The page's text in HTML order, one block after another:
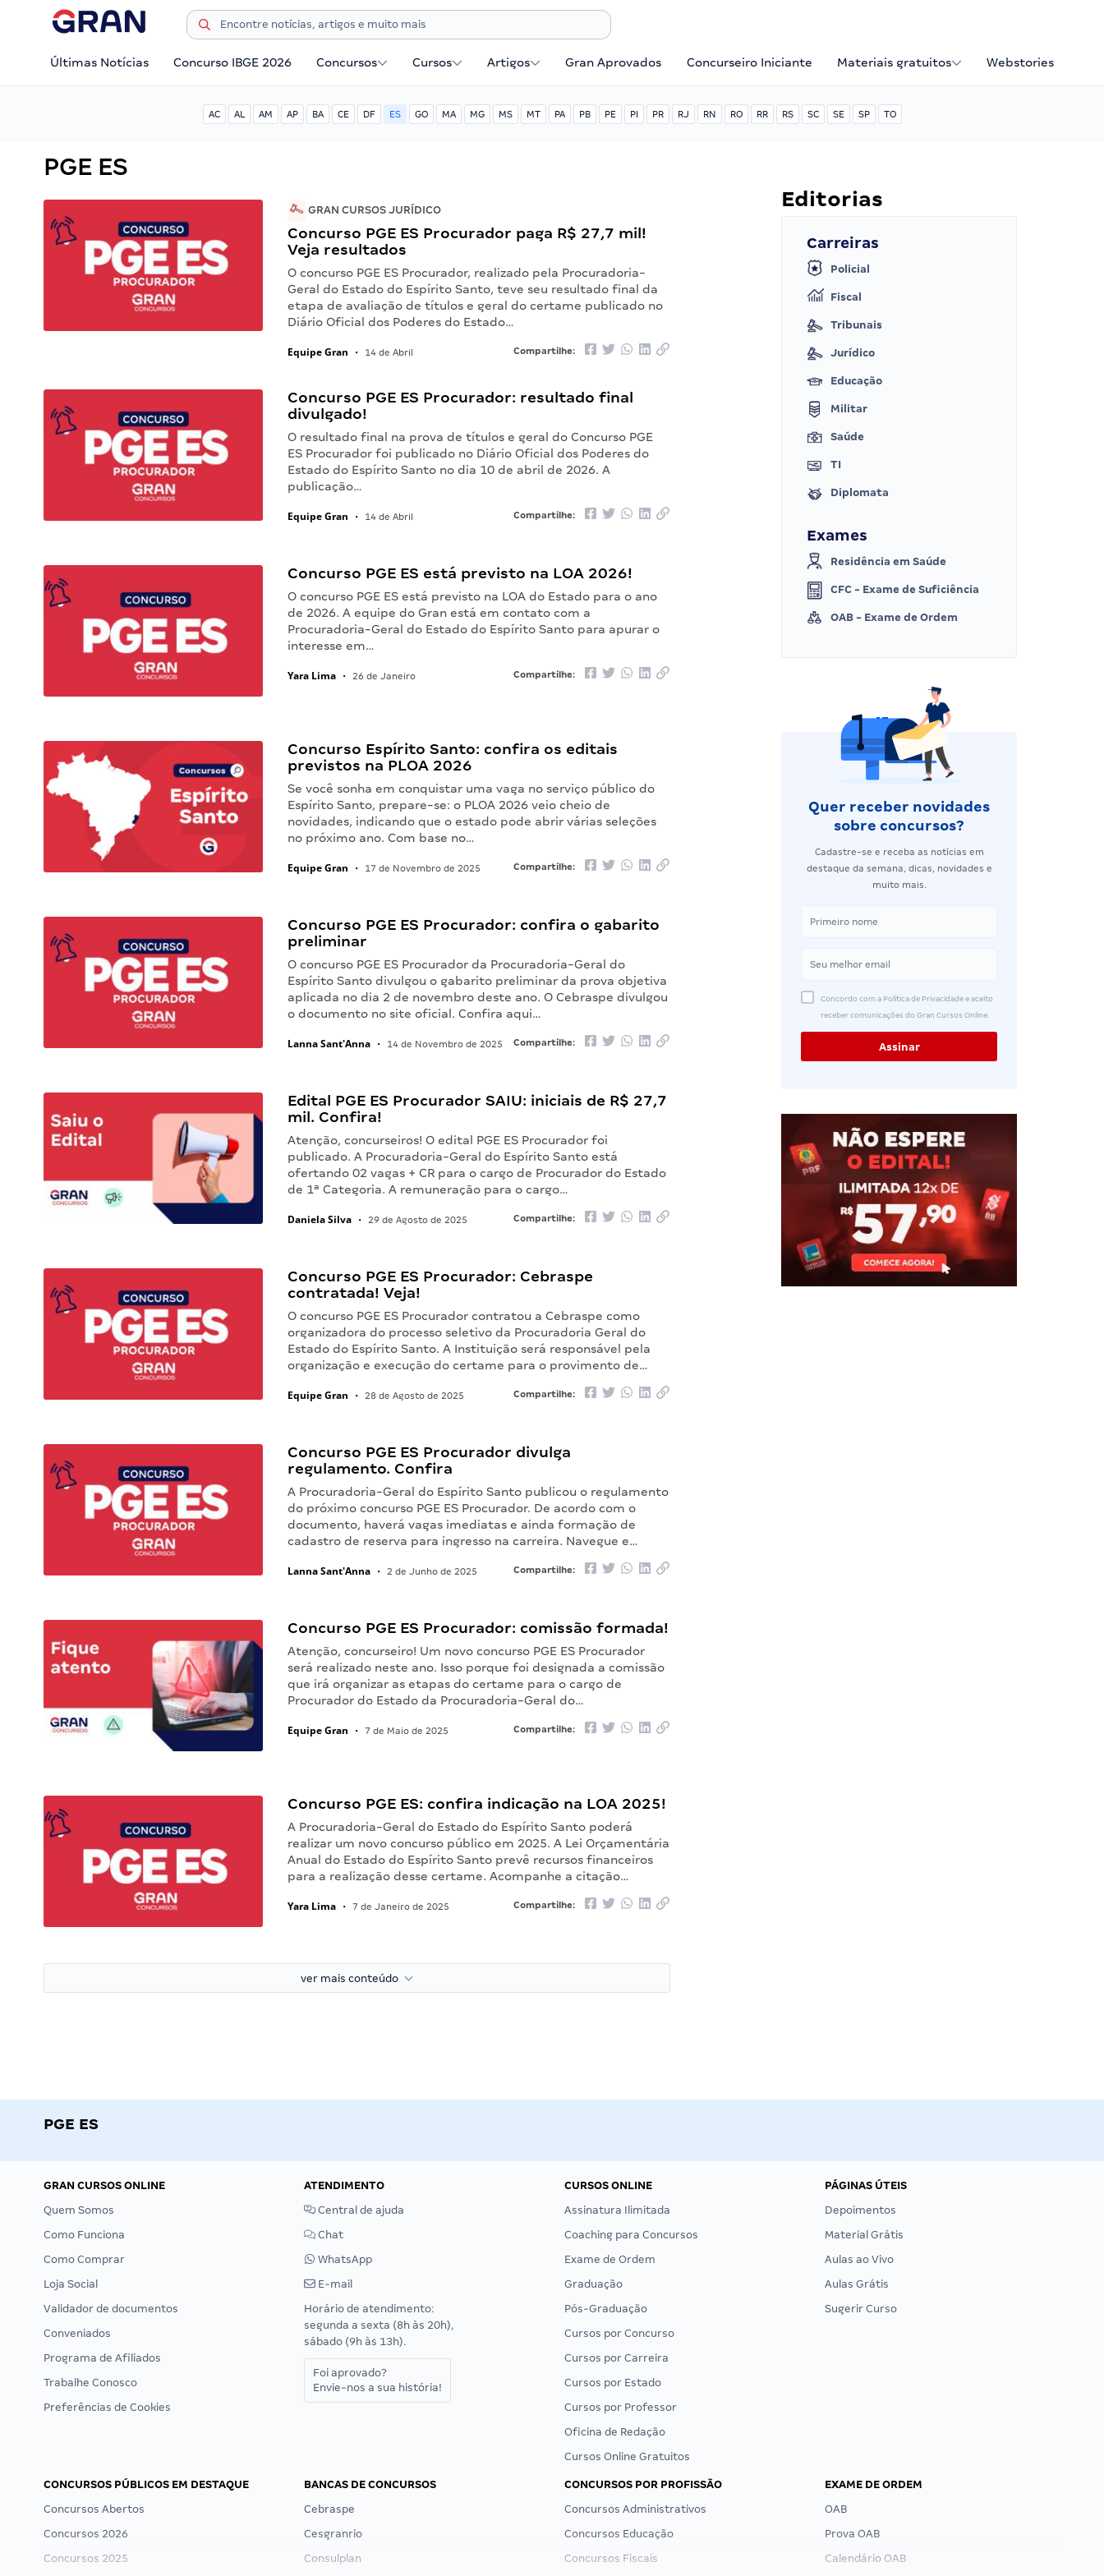
Últimas Notícias Concurso IBGE 2026 Concursos Cursos Artigos Gran Aprovados Concurseiro Iniciante Materiais gratuitos Webstories
AC AL AM AP BA CE DF ES GO MA MG MS MT PA PB PE PI PR RJ RN RO RR RS SC SE SP TO
PGE ES
GRAN CURSOS JURÍDICO
Concurso PGE ES Procurador paga R$ 27,7 mil!
Veja resultados
O concurso PGE ES Procurador, realizado pela Procuradoria-
Geral do Estado do Espírito Santo, teve seu resultado final da
etapa de avaliação de títulos e geral do certame publicado no
Diário Oficial dos Poderes do Estado…
Equipe Gran • 14 de Abril Compartilhe:
Concurso PGE ES Procurador: resultado final
divulgado!
O resultado final na prova de títulos e geral do Concurso PGE
ES Procurador foi publicado no Diário Oficial dos Poderes do
Estado do Espírito Santo no dia 10 de abril de 2026. A
publicação…
Equipe Gran • 14 de Abril Compartilhe:
Concurso PGE ES está previsto na LOA 2026!
O concurso PGE ES está previsto na LOA do Estado para o ano
de 2026. A equipe do Gran está em contato com a
Procuradoria-Geral do Estado do Espírito Santo para apurar o
interesse em…
Yara Lima • 26 de Janeiro Compartilhe:
Concurso Espírito Santo: confira os editais
previstos na PLOA 2026
Se você sonha em conquistar uma vaga no serviço público do
Espírito Santo, prepare-se: o PLOA 2026 veio cheio de
novidades, indicando que o estado pode abrir várias seleções
no próximo ano. Com base no…
Equipe Gran • 17 de Novembro de 2025 Compartilhe:
Concurso PGE ES Procurador: confira o gabarito
preliminar
O concurso PGE ES Procurador da Procuradoria-Geral do
Espírito Santo divulgou o gabarito preliminar da prova objetiva
aplicada no dia 2 de novembro deste ano. O Cebraspe divulgou
o documento no site oficial. Confira aqui…
Lanna Sant'Anna • 14 de Novembro de 2025 Compartilhe:
Edital PGE ES Procurador SAIU: iniciais de R$ 27,7
mil. Confira!
Atenção, concurseiros! O edital PGE ES Procurador foi
publicado. A Procuradoria-Geral do Espírito Santo está
ofertando 02 vagas + CR para o cargo de Procurador do Estado
de 1ª Categoria. A remuneração para o cargo…
Daniela Silva • 29 de Agosto de 2025 Compartilhe:
Concurso PGE ES Procurador: Cebraspe
contratada! Veja!
O concurso PGE ES Procurador contratou a Cebraspe como
organizadora do processo seletivo da Procuradoria Geral do
Estado do Espírito Santo. A Instituição será responsável pela
organização e execução do certame para o provimento de…
Equipe Gran • 28 de Agosto de 2025 Compartilhe:
Concurso PGE ES Procurador divulga
regulamento. Confira
A Procuradoria-Geral do Espírito Santo publicou o regulamento
do próximo concurso PGE ES Procurador. De acordo com o
documento, haverá vagas imediatas e ainda formação de
cadastro de reserva para ingresso na carreira. Navegue e…
Lanna Sant'Anna • 2 de Junho de 2025 Compartilhe:
Concurso PGE ES Procurador: comissão formada!
Atenção, concurseiro! Um novo concurso PGE ES Procurador
será realizado neste ano. Isso porque foi designada a comissão
que irá organizar as etapas do certame para o cargo de
Procurador do Estado da Procuradoria-Geral do…
Equipe Gran • 7 de Maio de 2025 Compartilhe:
Concurso PGE ES: confira indicação na LOA 2025!
A Procuradoria-Geral do Estado do Espírito Santo poderá
realizar um novo concurso público em 2025. A Lei Orçamentária
Anual do Estado do Espírito Santo prevê recursos financeiros
para a realização desse certame. Acompanhe a citação…
Yara Lima • 7 de Janeiro de 2025 Compartilhe:
ver mais conteúdo
Editorias
Carreiras
Policial
Fiscal
Tribunais
Jurídico
Educação
Militar
Saúde
TI
Diplomata
Exames
Residência em Saúde
CFC - Exame de Suficiência
OAB - Exame de Ordem
Quer receber novidades
sobre concursos?
Cadastre-se e receba as notícias em
destaque da semana, dicas, novidades e
muito mais.
Concordo com a Política de Privacidade e aceito
receber comunicações do Gran Cursos Online.
PGE ES
GRAN CURSOS ONLINE
Quem Somos
Como Funciona
Como Comprar
Loja Social
Validador de documentos
Conveniados
Programa de Afiliados
Trabalhe Conosco
Preferências de Cookies
ATENDIMENTO
Central de ajuda
Chat
WhatsApp
E-mail
Horário de atendimento:
segunda a sexta (8h às 20h),
sábado (9h às 13h).
Foi aprovado?
Envie-nos a sua história!
CURSOS ONLINE
Assinatura Ilimitada
Coaching para Concursos
Exame de Ordem
Graduação
Pós-Graduação
Cursos por Concurso
Cursos por Carreira
Cursos por Estado
Cursos por Professor
Oficina de Redação
Cursos Online Gratuitos
PÁGINAS ÚTEIS
Depoimentos
Material Grátis
Aulas ao Vivo
Aulas Grátis
Sugerir Curso
CONCURSOS PÚBLICOS EM DESTAQUE
Concursos Abertos
Concursos 2026
Concursos 2025
BANCAS DE CONCURSOS
Cebraspe
Cesgranrio
Consulplan
CONCURSOS POR PROFISSÃO
Concursos Administrativos
Concursos Educação
Concursos Fiscais
EXAME DE ORDEM
OAB
Prova OAB
Calendário OAB